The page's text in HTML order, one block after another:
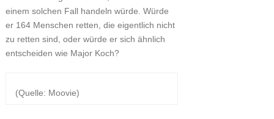
einem solchen Fall handeln würde. Würde
er 164 Menschen retten, die eigentlich nicht
zu retten sind, oder würde er sich ähnlich
entscheiden wie Major Koch?
(Quelle: Moovie)